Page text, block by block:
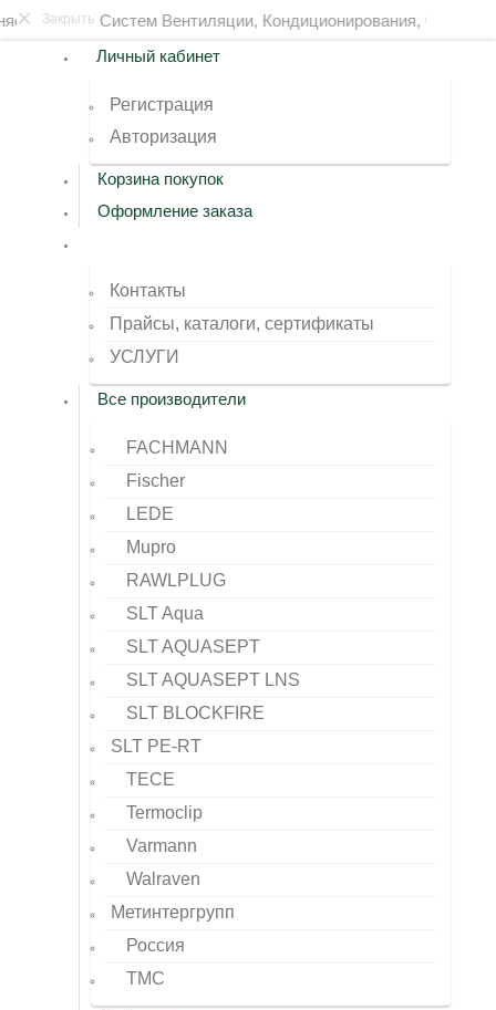
Сиcтeм Вентиляции, Кондиционирoвания, Отопления,
× Закрыть
Личный кабинет
Регистрация
Авторизация
Корзина покупок
Оформление заказа
Контакты
Прайсы, каталоги, сертификаты
УСЛУГИ
Все производители
FACHMANN
Fischer
LEDE
Mupro
RAWLPLUG
SLT Aqua
SLT AQUASEPT
SLT AQUASEPT LNS
SLT BLOCKFIRE
SLT PE-RT
TECE
Termoclip
Varmann
Walraven
Метинтергрупп
Россия
ТМС